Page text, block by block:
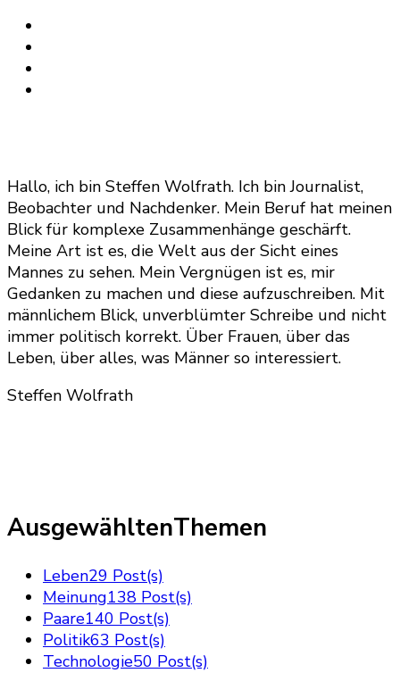
Hallo, ich bin Steffen Wolfrath. Ich bin Journalist,
Beobachter und Nachdenker. Mein Beruf hat meinen
Blick für komplexe Zusammenhänge geschärft.
Meine Art ist es, die Welt aus der Sicht eines
Mannes zu sehen. Mein Vergnügen ist es, mir
Gedanken zu machen und diese aufzuschreiben. Mit
männlichem Blick, unverblümter Schreibe und nicht
immer politisch korrekt. Über Frauen, über das
Leben, über alles, was Männer so interessiert.
Steffen Wolfrath
AusgewähltenThemen
Leben29 Post(s)
Meinung138 Post(s)
Paare140 Post(s)
Politik63 Post(s)
Technologie50 Post(s)